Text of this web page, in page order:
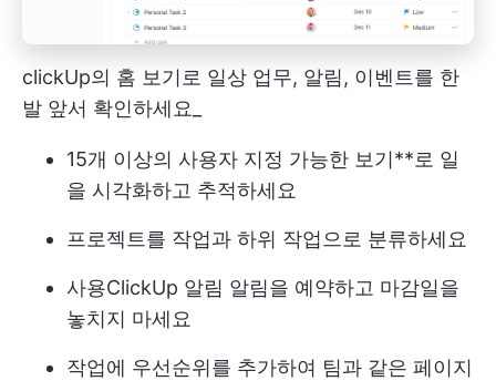
clickUp의 홈 보기로 일상 업무, 알림, 이벤트를 한
발 앞서 확인하세요_
15개 이상의 사용자 지정 가능한 보기**로 일
을 시각화하고 추적하세요
프로젝트를 작업과 하위 작업으로 분류하세요
사용ClickUp 알림 알림을 예약하고 마감일을
놓치지 마세요
작업에 우선순위를 추가하여 팀과 같은 페이지